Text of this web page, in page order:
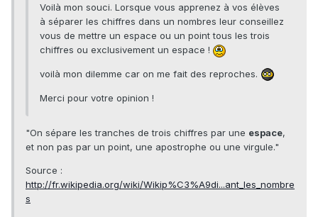
Voilà mon souci. Lorsque vous apprenez à vos élèves
à séparer les chiffres dans un nombres leur conseillez
vous de mettre un espace ou un point tous les trois
chiffres ou exclusivement un espace !
voilà mon dilemme car on me fait des reproches.
Merci pour votre opinion !
"On sépare les tranches de trois chiffres par une espace,
et non pas par un point, une apostrophe ou une virgule."
Source :
http://fr.wikipedia.org/wiki/Wikip%C3%A9di...ant_les_nombre
s